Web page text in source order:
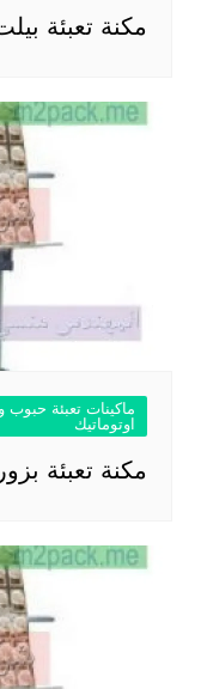
مكنة تعبئة
ماكينات تعبئة
اوتوماتيك
مكنة تعبئة